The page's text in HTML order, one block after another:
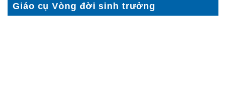
Giáo cụ Vòng đời sinh trưởng